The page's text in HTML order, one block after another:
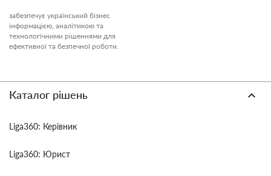
забезпечує український бізнес
інформацією, аналітикою та
технологічними рішеннями для
ефективної та безпечної роботи.
Каталог рішень
Liga360: Керівник
Liga360: Юрист